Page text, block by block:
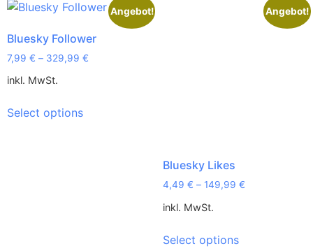
Angebot!
Bluesky Follower
7,99 € – 329,99 €
inkl. MwSt.
Select options
Angebot!
Bluesky Likes
4,49 € – 149,99 €
inkl. MwSt.
Select options